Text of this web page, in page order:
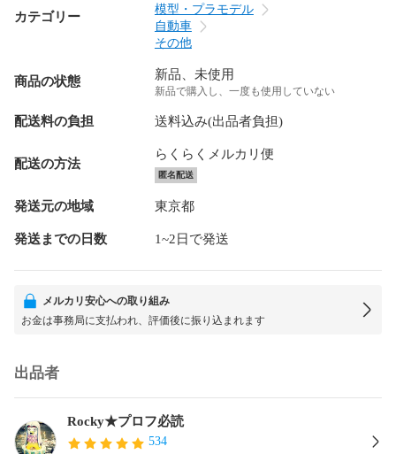
カテゴリー
模型・プラモデル
自動車
その他
商品の状態 新品、未使用
新品で購入し、一度も使用していない
配送料の負担 送料込み(出品者負担)
配送の方法
らくらくメルカリ便
匿名配送
発送元の地域 東京都
発送までの日数 1~2日で発送
メルカリ安心への取り組み
お金は事務局に支払われ、評価後に振り込まれます
出品者
Rocky★プロフ必読
534